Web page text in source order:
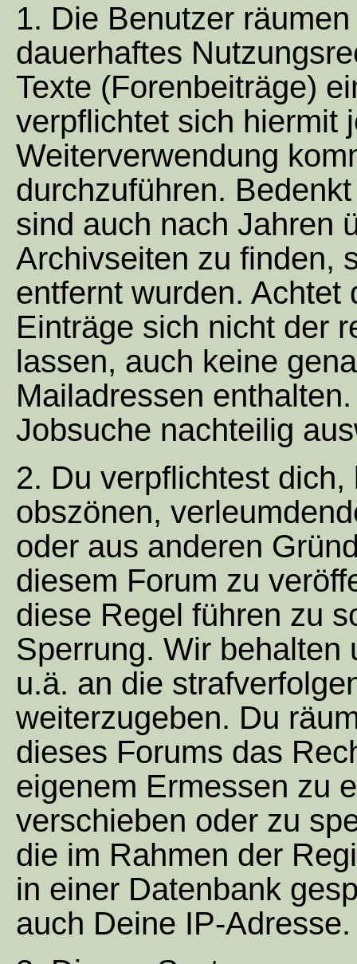
1. Die Benutzer
dauerhaftes
Texte (Forenbeiträge)
verpflichtet sich hiermit
Weiterverwendung
durchzuführen.
sind auch nach Jahren
Archivseiten zu finden,
entfernt wurden.
Einträge sich nicht der
lassen, auch keine
Mailadressen
Jobsuche nachteilig
2. Du verpflichtest
obszönen,
oder aus anderen
diesem Forum zu
diese Regel führen zu
Sperrung. Wir behalten
u.ä. an die
weiterzugeben. Du
dieses Forums das
eigenem Ermessen zu
verschieben oder zu
die im Rahmen der
in einer Datenbank
auch Deine IP-Adresse.